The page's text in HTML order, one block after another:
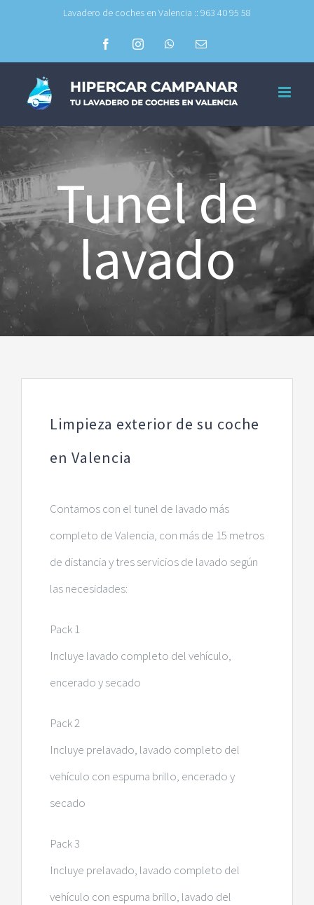
content
Lavadero de coches en Valencia :: 963 40 95 58
FacebookInstagramWhatsAppEmail
Tunel de
lavado
Limpieza exterior de su coche
en Valencia
Contamos con el tunel de lavado más
completo de Valencia, con más de 15 metros
de distancia y tres servicios de lavado según
las necesidades:
Pack 1
Incluye lavado completo del vehículo,
encerado y secado
Pack 2
Incluye prelavado, lavado completo del
vehículo con espuma brillo, encerado y
secado
Pack 3
Incluye prelavado, lavado completo del
vehículo con espuma brillo, lavado del